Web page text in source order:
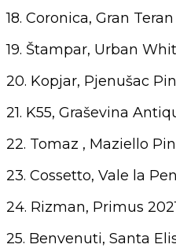
18. Coronica, Gran Teran
19. Štampar, Urban
20. Kopjar, Pjenušac
21. K55, Graševina
22. Tomaz , Maziello
23. Cossetto, Vale la
24. Rizman, Primus
25. Benvenuti, Santa